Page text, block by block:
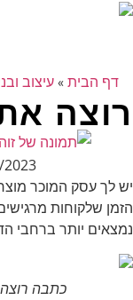
דף הבית » עיצוב
רוצה
יש לך עסק המוכר
הזמן שלקוחות
נמצאים יותר ברחבי
כתבה